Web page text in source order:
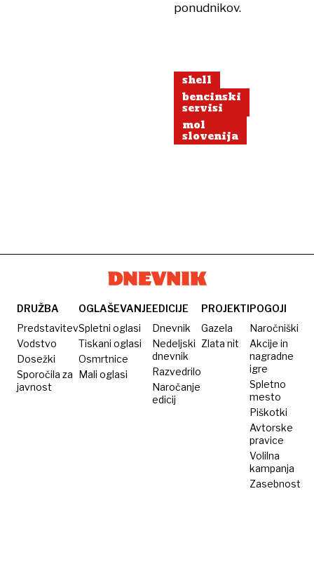
ponudnikov.
shell
bencinski
servisi
mol
slovenija
DRUŽBA
Predstavitev
Vodstvo
Dosežki
Sporočila za
javnost
OGLAŠEVANJE
Spletni oglasi
Tiskani oglasi
Osmrtnice
Mali oglasi
EDICIJE
Dnevnik
Nedeljski
dnevnik
Razvedrilo
Naročanje
edicij
PROJEKTI
Gazela
Zlata nit
POGOJI
Naročniški
Akcije in
nagradne
igre
Spletno
mesto
Piškotki
Avtorske
pravice
Volilna
kampanja
Zasebnost